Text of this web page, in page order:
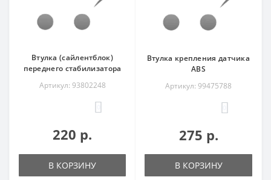
Втулка (сайлентблок)
переднего стабилизатора
Артикул: 93802248
220 р.
В КОРЗИНУ
Втулка крепления датчика
ABS
Артикул: 99475788
275 р.
В КОРЗИНУ